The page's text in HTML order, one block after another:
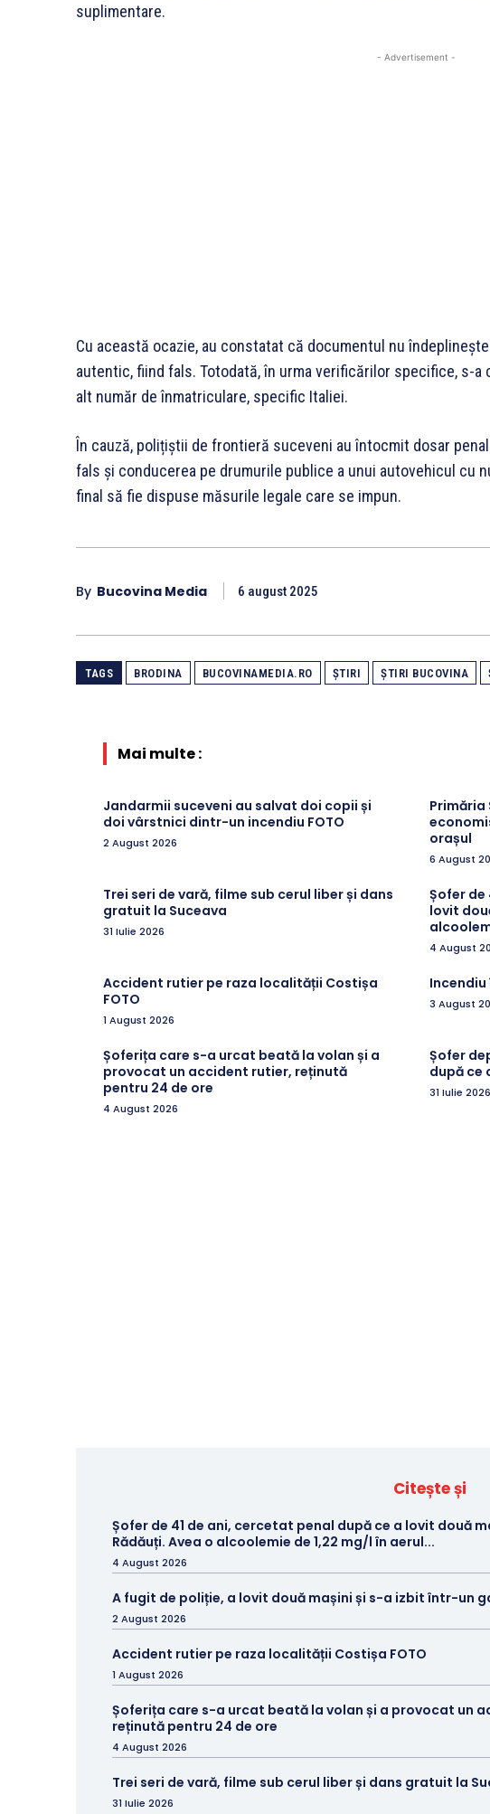
suplimentare.
- Advertisement -
Cu această ocazie, au constatat că documentul nu
autentic, fiind fals. Totodată, în urma verificărilor specifice, s-
alt număr de înmatriculare, specific Italiei.
În cauză, polițiștii de frontieră suceveni au întocmit dosar
fals și conducerea pe drumurile publice a unui autovehicul cu
final să fie dispuse măsurile legale care se impun.
By Bucovina Media 6 august 2025
TAGS BRODINA BUCOVINAMEDIA.RO ȘTIRI ȘTIRI BUCOVINA
Mai multe :
Jandarmii suceveni au salvat doi copii și
doi vârstnici dintr-un incendiu FOTO
2 August 2026
Primăria
orașul
6 August
Trei seri de vară, filme sub cerul liber și dans
gratuit la Suceava
31 Iulie 2026
Șofer de
lovit
4 August
Accident rutier pe raza localității Costișa
FOTO
1 August 2026
3 August
Șoferița care s-a urcat beată la volan și a
provocat un accident rutier, reținută
pentru 24 de ore
4 August 2026
Șofer
după ce
31 Iulie 2026
Citește și
Șofer de 41 de ani, cercetat penal după ce a lovit două
Rădăuți. Avea o alcoolemie de 1,22 mg/l în aerul...
4 August 2026
A fugit de poliție, a lovit două mașini și s-a izbit într-un
2 August 2026
Accident rutier pe raza localității Costișa FOTO
1 August 2026
Șoferița care s-a urcat beată la volan și a provocat un
reținută pentru 24 de ore
4 August 2026
Trei seri de vară, filme sub cerul liber și dans gratuit la
31 Iulie 2026